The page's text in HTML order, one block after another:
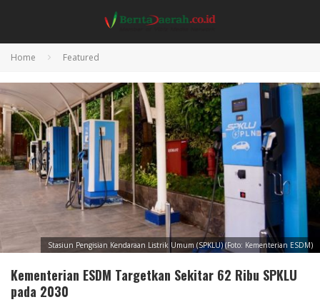
Home Featured
Stasiun Pengisian Kendaraan Listrik Umum (SPKLU) (Foto: Kementerian ESDM)
Kementerian ESDM Targetkan Sekitar 62 Ribu SPKLU
pada 2030